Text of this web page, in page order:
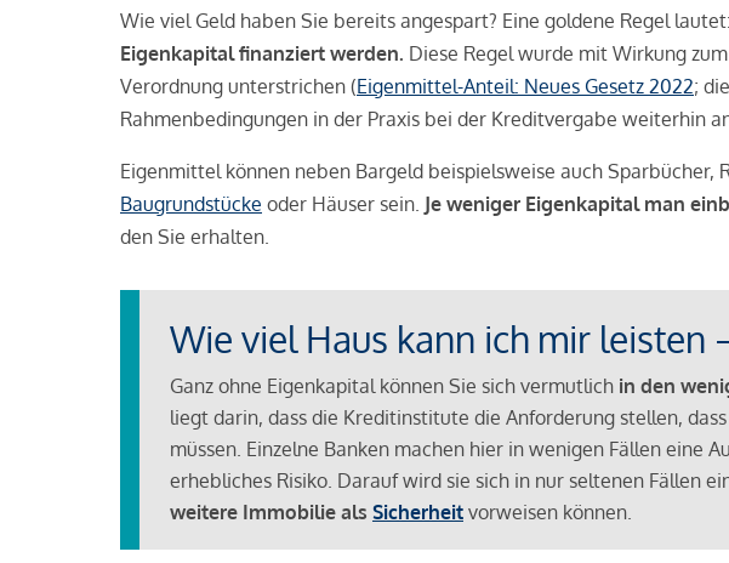
Wie viel Geld haben Sie bereits angespart? Eine goldene Regel
Eigenkapital finanziert werden. Diese Regel wurde mit Wirkung
Verordnung unterstrichen (Eigenmittel-Anteil: Neues Gesetz 2022;
Rahmenbedingungen in der Praxis bei der Kreditvergabe weiterhin
Eigenmittel können neben Bargeld beispielsweise auch
Baugrundstücke oder Häuser sein. Je weniger Eigenkapital man
den Sie erhalten.
Wie viel Haus kann ich mir leisten
Ganz ohne Eigenkapital können Sie sich vermutlich in den
liegt darin, dass die Kreditinstitute die Anforderung stellen,
müssen. Einzelne Banken machen hier in wenigen Fällen eine
erhebliches Risiko. Darauf wird sie sich in nur seltenen Fällen
weitere Immobilie als Sicherheit vorweisen können.